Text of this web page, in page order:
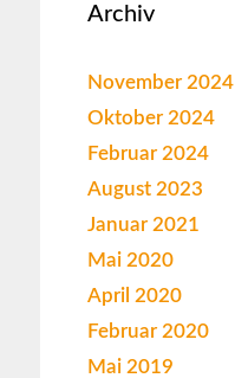
Archiv
November 2024
Oktober 2024
Februar 2024
August 2023
Januar 2021
Mai 2020
April 2020
Februar 2020
Mai 2019